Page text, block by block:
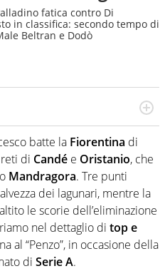
fatica contro Di
in classifica: secondo tempo di
Beltran e Dodò
radiofonico, per Virgilio
uno sguardo attento e
di Serie B e Serie C
batte la Fiorentina di
di Candé e Oristanio, che
Mandragora. Tre punti
dei lagunari, mentre la
le scorie dell’eliminazione
nel dettaglio di top e
al “Penzo”, in occasione della
di Serie A.